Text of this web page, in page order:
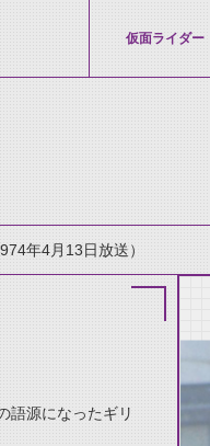
仮面ライダー
年4月13日放送）
語源になったギリ